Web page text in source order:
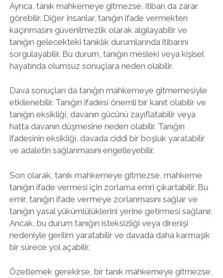
Ayrıca, tanık mahkemeye gitmezse, itibarı da zarar
görebilir. Diğer insanlar, tanığın ifade vermekten
kaçınmasını güvenilmezlik olarak algılayabilir ve
tanığın gelecekteki tanıklık durumlarında itibarını
sorgulayabilir. Bu durum, tanığın mesleki veya kişisel
hayatında olumsuz sonuçlara neden olabilir.
Dava sonuçları da tanığın mahkemeye gitmemesiyle
etkilenebilir. Tanığın ifadesi önemli bir kanıt olabilir ve
tanığın eksikliği, davanın gücünü zayıflatabilir veya
hatta davanın düşmesine neden olabilir. Tanığın
ifadesinin eksikliği, davada ciddi bir boşluk yaratabilir
ve adaletin sağlanmasını engelleyebilir.
Son olarak, tanık mahkemeye gitmezse, mahkeme
tanığın ifade vermesi için zorlama emri çıkartabilir. Bu
emir, tanığın ifade vermeye zorlanmasını sağlar ve
tanığın yasal yükümlülüklerini yerine getirmesi sağlanır.
Ancak, bu durum tanığın isteksizliği veya direnişi
nedeniyle gerilim yaratabilir ve davada daha karmaşık
bir sürece yol açabilir.
Özetlemek gerekirse, bir tanık mahkemeye gitmezse,